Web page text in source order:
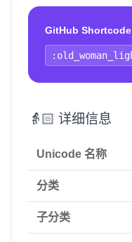
GitHub Shortcode
👵🏻 详细信息
Unicode 名称
分类
子分类